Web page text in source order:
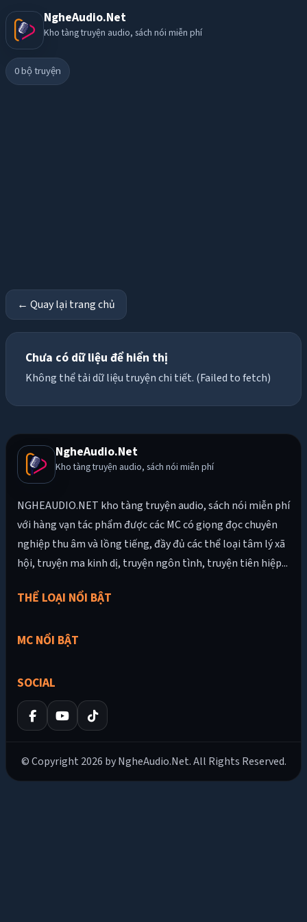
NgheAudio.Net
Kho tàng truyện audio, sách nói miễn phí
0bộ truyện
← Quay lại trang chủ
Chưa có dữ liệu để hiển thị
Không thể tải dữ liệu truyện chi tiết. (Failed to fetch)
NgheAudio.Net
Kho tàng truyện audio, sách nói miễn phí
NGHEAUDIO.NET kho tàng truyện audio, sách nói miễn phí
với hàng vạn tác phẩm được các MC có giọng đọc chuyên
nghiệp thu âm và lồng tiếng, đầy đủ các thể loại tâm lý xã
hội, truyện ma kinh dị, truyện ngôn tình, truyện tiên hiệp...
THỂ LOẠI NỔI BẬT
MC NỔI BẬT
SOCIAL
© Copyright 2026 by NgheAudio.Net. All Rights Reserved.